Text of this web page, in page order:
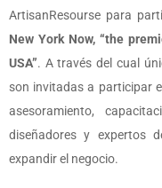
ArtisanResourse para
New York Now, “the
USA”. A través del cual
son invitadas a participar
asesoramiento,
diseñadores y expertos
expandir el negocio.